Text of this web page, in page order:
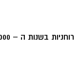
רוחניות בשנות ה – 2000